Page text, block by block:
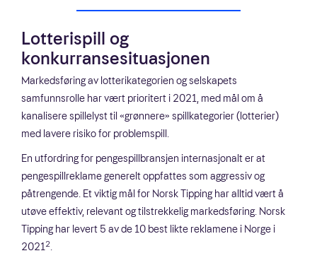
Lotterispill og
konkurransesituasjonen
Markedsføring av lotterikategorien og selskapets
samfunnsrolle har vært prioritert i 2021, med mål om å
kanalisere spillelyst til «grønnere» spillkategorier (lotterier)
med lavere risiko for problemspill.
En utfordring for pengespillbransjen internasjonalt er at
pengespillreklame generelt oppfattes som aggressiv og
påtrengende. Et viktig mål for Norsk Tipping har alltid vært å
utøve effektiv, relevant og tilstrekkelig markedsføring. Norsk
Tipping har levert 5 av de 10 best likte reklamene i Norge i
20212.